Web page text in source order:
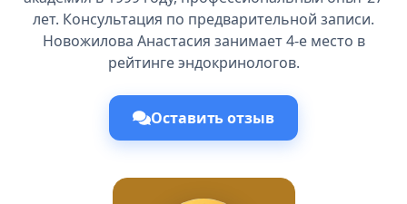
лет. Консультация по предварительной записи.
Новожилова Анастасия занимает 4-е место в
рейтинге эндокринологов.
Оставить отзыв